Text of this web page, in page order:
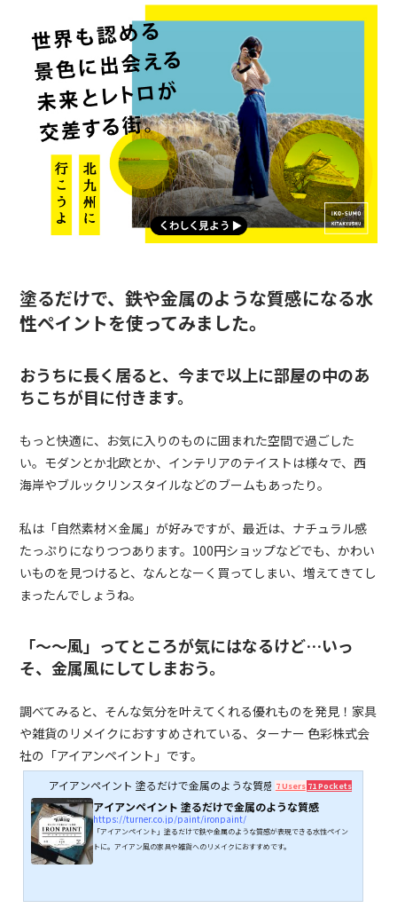
塗るだけで、鉄や金属のような質感になる水
性ペイントを使ってみました。
おうちに長く居ると、今まで以上に部屋の中のあ
ちこちが目に付きます。
もっと快適に、お気に入りのものに囲まれた空間で過ごした
い。モダンとか北欧とか、インテリアのテイストは様々で、西
海岸やブルックリンスタイルなどのブームもあったり。
私は「自然素材×金属」が好みですが、最近は、ナチュラル感
たっぷりになりつつあります。100円ショップなどでも、かわい
いものを見つけると、なんとなーく買ってしまい、増えてきてし
まったんでしょうね。
「〜〜風」ってところが気にはなるけど…いっ
そ、金属風にしてしまおう。
調べてみると、そんな気分を叶えてくれる優れものを発見！家具
や雑貨のリメイクにおすすめされている、ターナー 色彩株式会
社の「アイアンペイント」です。
アイアンペイント 塗るだけで金属のような質感 7 Users 71 Pockets
アイアンペイント 塗るだけで金属のような質感
https://turner.co.jp/paint/ironpaint/
「アイアンペイント」塗るだけで鉄や金属のような質感が表現できる水性ペイン
トに。アイアン風の家具や雑貨へのリメイクにおすすめです。